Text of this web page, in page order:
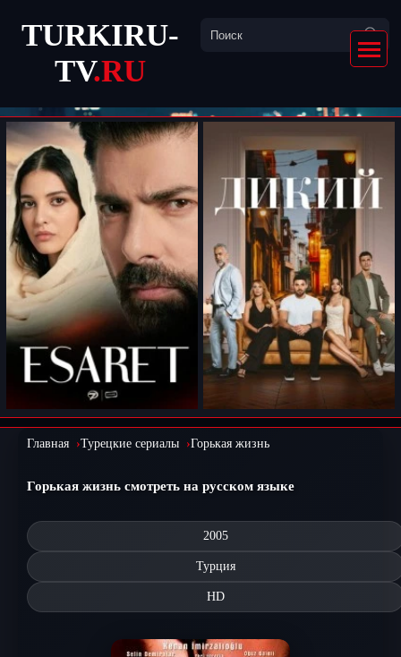
TURKIRU-
TV.RU
Главная Турецкие сериалы Горькая жизнь
Горькая жизнь смотреть на русском языке
2005
Турция
HD